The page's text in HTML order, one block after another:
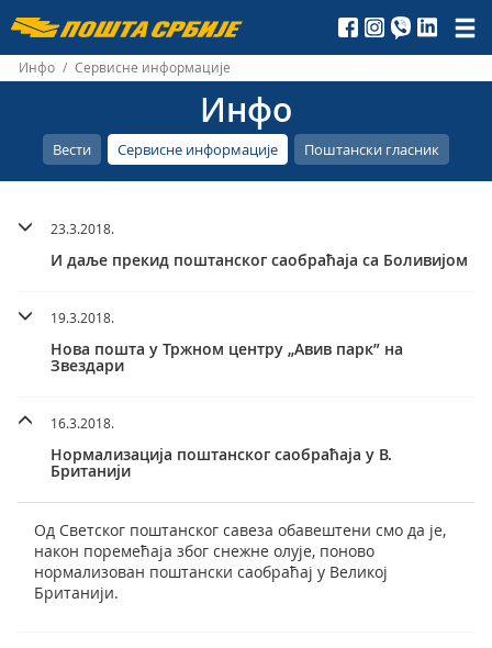
Пошта
Србије
д.о.о.
Инфо / Сервисне информације
Инфо
Вести Сервисне информације Поштански гласник
23.3.2018.
И даље прекид поштанског саобраћаја са Боливијом
19.3.2018.
Нова пошта у Тржном центру „Авив парк” на
Звездари
16.3.2018.
Нормализација поштанског саобраћаја у В.
Британији
Од Светског поштанског савеза обавештени смо да је,
након поремећаја због снежне олује, поново
нормализован поштански саобраћај у Великој
Британији.